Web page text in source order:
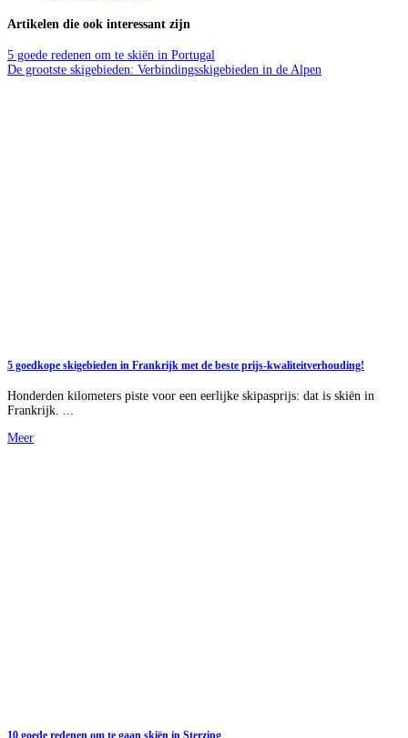
Artikelen die ook interessant zijn
5 goede redenen om te skiën in Portugal
De grootste skigebieden: Verbindingsskigebieden in de Alpen
5 goedkope skigebieden in Frankrijk met de beste prijs-kwaliteitverhouding!
Honderden kilometers piste voor een eerlijke skipasprijs: dat is skiën in
Frankrijk. ...
Meer